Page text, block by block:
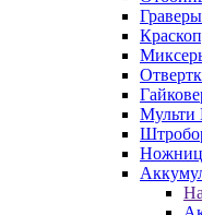
Граверы
Мульти